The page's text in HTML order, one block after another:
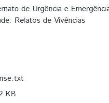
de Urgência e
Relatos de Vivências
KB